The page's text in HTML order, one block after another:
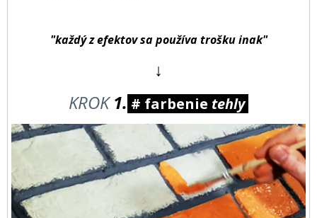
"každý z efektov sa používa trošku inak"
↓
KROK1. # farbenie tehly